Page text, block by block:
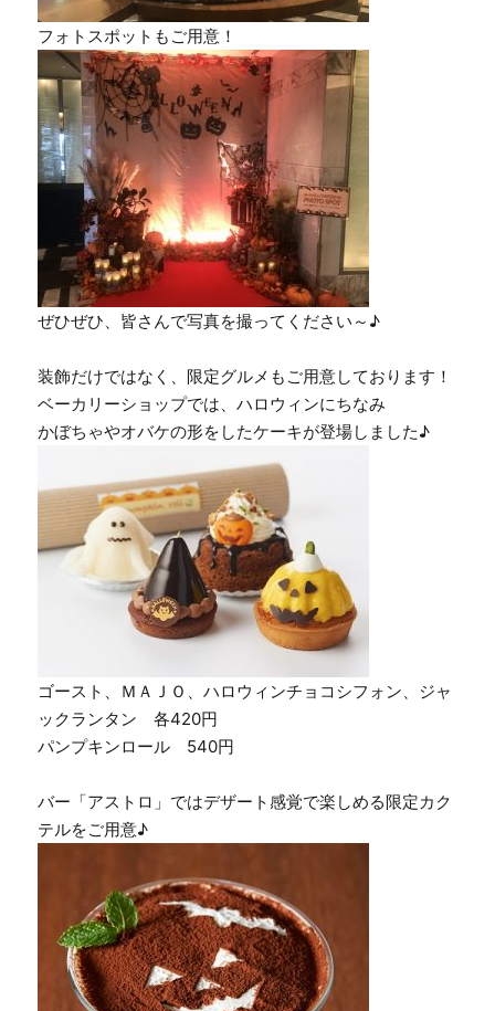
フォトスポットもご用意！
ぜひぜひ、皆さんで写真を撮ってください～♪
装飾だけではなく、限定グルメもご用意しております！
ベーカリーショップでは、ハロウィンにちなみ
かぼちゃやオバケの形をしたケーキが登場しました♪
ゴースト、ＭＡＪＯ、ハロウィンチョコシフォン、ジャ
ックランタン 各420円
パンプキンロール 540円
バー「アストロ」ではデザート感覚で楽しめる限定カク
テルをご用意♪